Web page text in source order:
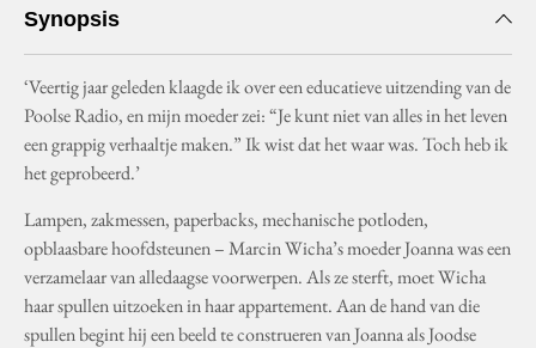
Synopsis
‘Veertig jaar geleden klaagde ik over een educatieve uitzending van de
Poolse Radio, en mijn moeder zei: “Je kunt niet van alles in het leven
een grappig verhaaltje maken.” Ik wist dat het waar was. Toch heb ik
het geprobeerd.’
Lampen, zakmessen, paperbacks, mechanische potloden,
opblaasbare hoofdsteunen – Marcin Wicha’s moeder Joanna was een
verzamelaar van alledaagse voorwerpen. Als ze sterft, moet Wicha
haar spullen uitzoeken in haar appartement. Aan de hand van die
spullen begint hij een beeld te construeren van Joanna als Joodse